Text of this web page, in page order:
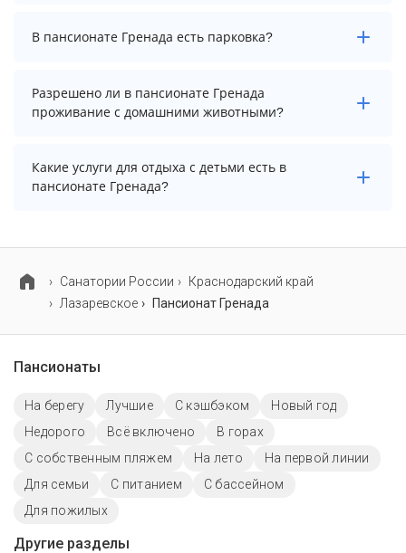
Да. Всего на территории пансионата Гренада
бассейнов: 2. А именно: открытый бассейн, детский
уточнить по телефону у менеджера.
В пансионате Гренада есть парковка?
В пансионате Гренада есть парковка, уточните
информацию перед бронированием у менеджера,
Разрешено ли в пансионате Гренада
проживание с домашними животными?
Проживание с домашними животными запрещено.
Какие услуги для отдыха с детьми есть в
пансионате Гренада?
Cанатории России
Краснодарский край
Лазаревское
Пансионат Гренада
Пансионаты
На берегу Лучшие С кэшбэком
Новый год
Недорого
Всё включено
В горах
С собственным пляжем
На лето
На первой линии
Для семьи
С питанием
C бассейном
Для пожилых
Другие разделы